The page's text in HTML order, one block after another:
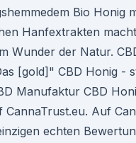
Bio Honig
Hanfextrakten
Wunder der Natur.
[gold]" CBD Honig -
Manufaktur CBD
Auf
echten